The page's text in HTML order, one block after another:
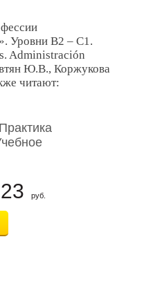
Уровни В2 – С1.
Administración
Ю.В., Коржукова
читают:
руб.